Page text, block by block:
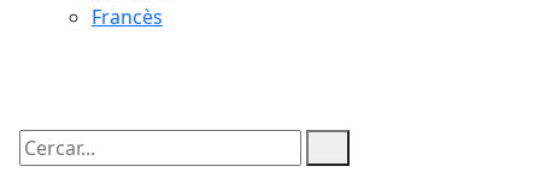
Francès
Cercar: